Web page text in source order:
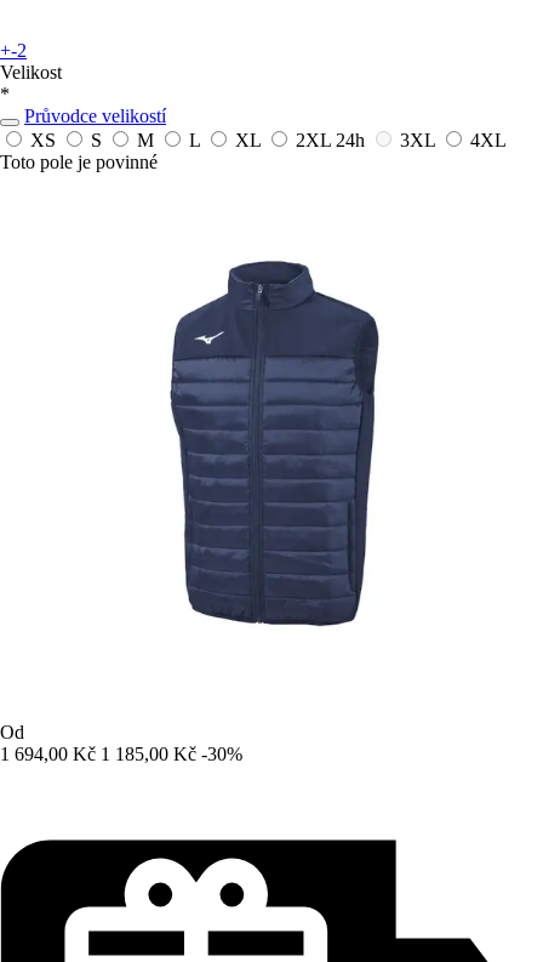
+-2
Velikost
*
Průvodce velikostí
XS
S M L XL 2XL 24h 3XL
4XL
Toto pole je povinné
Od
1 694,00 Kč 1 185,00 Kč -30%